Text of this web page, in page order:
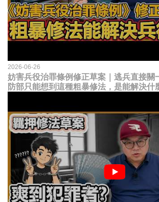
2026-06-26
妨害兵役治罪條例修正草案｜逃兵直接關
防部只能想到這種粗暴修法，是能解決什